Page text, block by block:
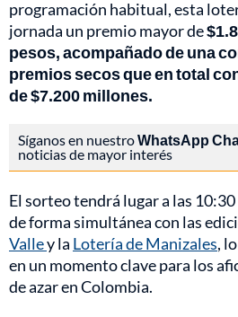
programación habitual, esta
jornada un premio mayor de
pesos, acompañado de una
premios secos que en total
de $7.200 millones.
Síganos en nuestroWhatsApp
noticias de mayor interés
El sorteo tendrá lugar a las
de forma simultánea con las
Valley la Lotería de Manizales,
en un momento clave para los
de azar en Colombia.